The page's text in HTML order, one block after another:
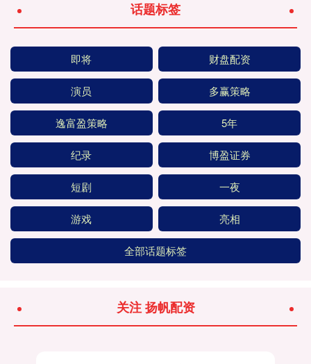
话题标签
即将 财盘配资
演员 多赢策略
逸富盈策略 5年
纪录 博盈证券
短剧 一夜
游戏 亮相
全部话题标签
关注 扬帆配资